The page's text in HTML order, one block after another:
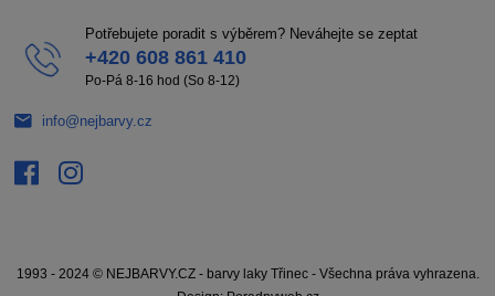
Potřebujete poradit s výběrem? Neváhejte se zeptat
+420 608 861 410
Po-Pá 8-16 hod (So 8-12)
info@nejbarvy.cz
1993 - 2024 © NEJBARVY.CZ - barvy laky Třinec - Všechna práva vyhrazena.